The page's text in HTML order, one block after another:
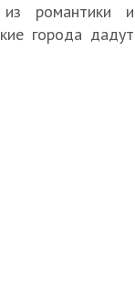
из романтики и
города дадут